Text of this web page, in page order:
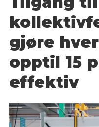
gjøre
opptil 15
effektiv